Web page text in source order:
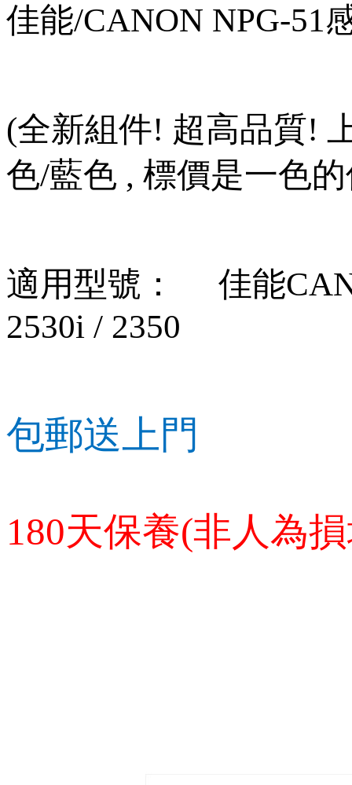
佳能/CANON NPG-51
(全新組件! 超高品質!
色/藍色 , 標價是一色
適用型號： 佳能
2530i / 2350
包郵送上門
180天保養(非人為